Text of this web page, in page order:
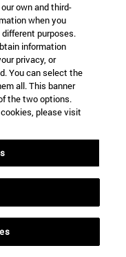
artistas
own and third-
when you
purposes.
information
privacy, or
You can select the
all. This banner
the two options.
please visit